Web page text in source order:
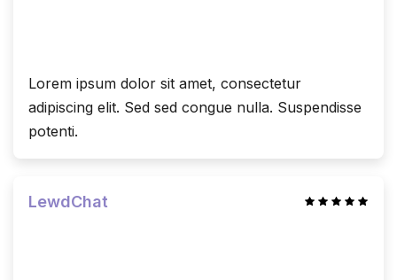
Lorem ipsum dolor sit amet, consectetur
adipiscing elit. Sed sed congue nulla. Suspendisse
potenti.
LewdChat